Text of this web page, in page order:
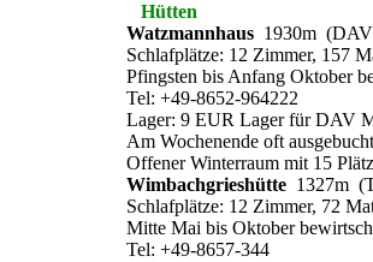
Hütten
Watzmannhaus1930m (DAV
Schlafplätze: 12 Zimmer, 157
Pfingsten bis Anfang Oktober
Tel: +49-8652-964222
Lager: 9 EUR Lager für DAV
Am Wochenende oft
Offener Winterraum mit 15
Wimbachgrieshütte1327m
Schlafplätze: 12 Zimmer, 72
Mitte Mai bis Oktober
Tel: +49-8657-344